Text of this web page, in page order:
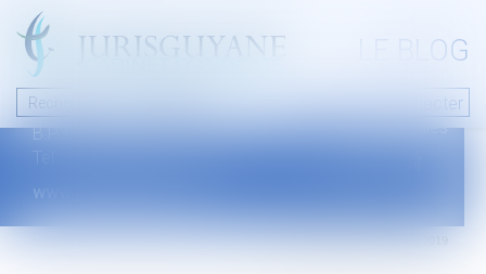
LE BLOG
Nous contacter
46 avenue de la liberté
B.P.315 - 97327 Cayenne Cedex
Tel : +594 594 29 45 35
www.jurisguyane.com
Mentions légales